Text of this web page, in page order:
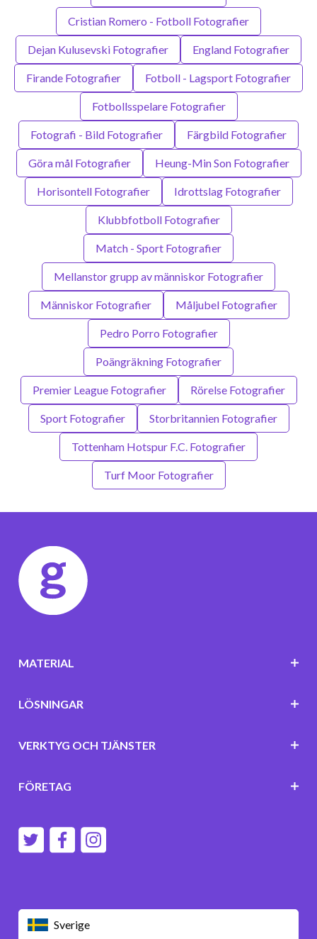
Cristian Romero - Fotboll Fotografier
Dejan Kulusevski Fotografier England Fotografier
Firande Fotografier Fotboll - Lagsport Fotografier
Fotbollsspelare Fotografier
Fotografi - Bild Fotografier Färgbild Fotografier
Göra mål Fotografier Heung-Min Son Fotografier
Horisontell Fotografier Idrottslag Fotografier
Klubbfotboll Fotografier
Match - Sport Fotografier
Mellanstor grupp av människor Fotografier
Människor Fotografier Måljubel Fotografier
Pedro Porro Fotografier
Poängräkning Fotografier
Premier League Fotografier Rörelse Fotografier
Sport Fotografier Storbritannien Fotografier
Tottenham Hotspur F.C. Fotografier
Turf Moor Fotografier
Sverige
MATERIAL
LÖSNINGAR
VERKTYG OCH TJÄNSTER
FÖRETAG